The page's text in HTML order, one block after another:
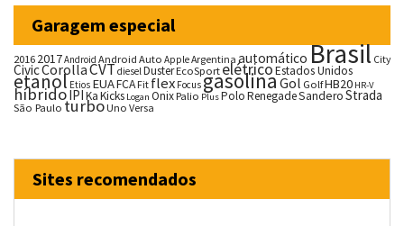
Garagem especial
20162017Android Android Auto AppleArgentina automáticoBrasil City
CivicCorollaCVTdiesel DusterEcoSportelétricoEstados Unidos
etanol Etios EUAFCA Fit flex FocusgasolinaGol GolfHB20 HR-V
híbridoIPIKaKicks Logan OnixPalio PlusPoloRenegadeSanderoStrada
São Paulo turboUno Versa
Sites recomendados